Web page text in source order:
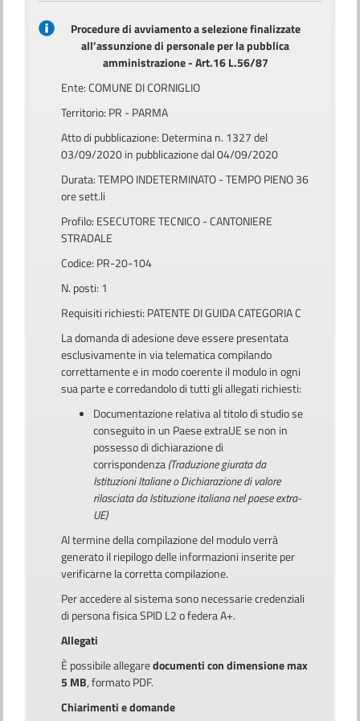
Procedure di avviamento a selezione finalizzate
all’assunzione di personale per la pubblica
amministrazione - Art.16 L.56/87
Ente: COMUNE DI CORNIGLIO
Territorio: PR - PARMA
Atto di pubblicazione: Determina n. 1327 del
03/09/2020 in pubblicazione dal 04/09/2020
Durata: TEMPO INDETERMINATO - TEMPO PIENO 36
ore sett.li
Profilo: ESECUTORE TECNICO - CANTONIERE
STRADALE
Codice: PR-20-104
N. posti: 1
Requisiti richiesti: PATENTE DI GUIDA CATEGORIA C
La domanda di adesione deve essere presentata
esclusivamente in via telematica compilando
correttamente e in modo coerente il modulo in ogni
sua parte e corredandolo di tutti gli allegati richiesti:
Documentazione relativa al titolo di studio se
conseguito in un Paese extraUE se non in
possesso di dichiarazione di
corrispondenza(Traduzione giurata da
Istituzioni Italiane o Dichiarazione di valore
rilasciata da Istituzione italiana nel paese extra-
UE)
Al termine della compilazione del modulo verrà
generato il riepilogo delle informazioni inserite per
verificarne la corretta compilazione.
Per accedere al sistema sono necessarie credenziali
di persona fisica SPID L2 o federa A+.
Allegati
È possibile allegaredocumenti con dimensione max
5 MB, formato PDF.
Chiarimenti e domande